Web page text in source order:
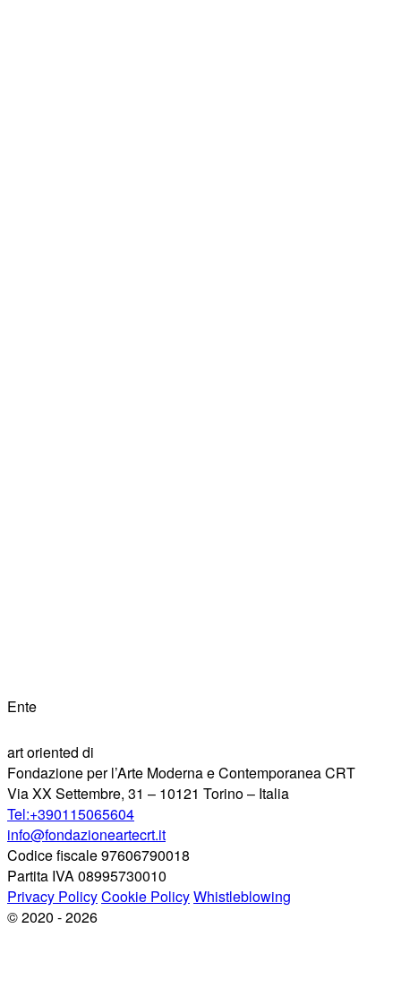
Ente
art oriented di
Fondazione per l’Arte Moderna e Contemporanea CRT
Via XX Settembre, 31 – 10121 Torino – Italia
Tel:+390115065604
info@fondazioneartecrt.it
Codice fiscale 97606790018
Partita IVA 08995730010
Privacy PolicyCookie PolicyWhistleblowing
© 2020 - 2026